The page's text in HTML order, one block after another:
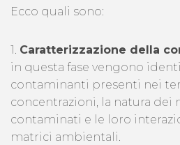
Ecco quali sono:
1. Caratterizzazione della
in questa fase vengono
contaminanti presenti nei
concentrazioni, la natura dei
contaminati e le loro
matrici ambientali.